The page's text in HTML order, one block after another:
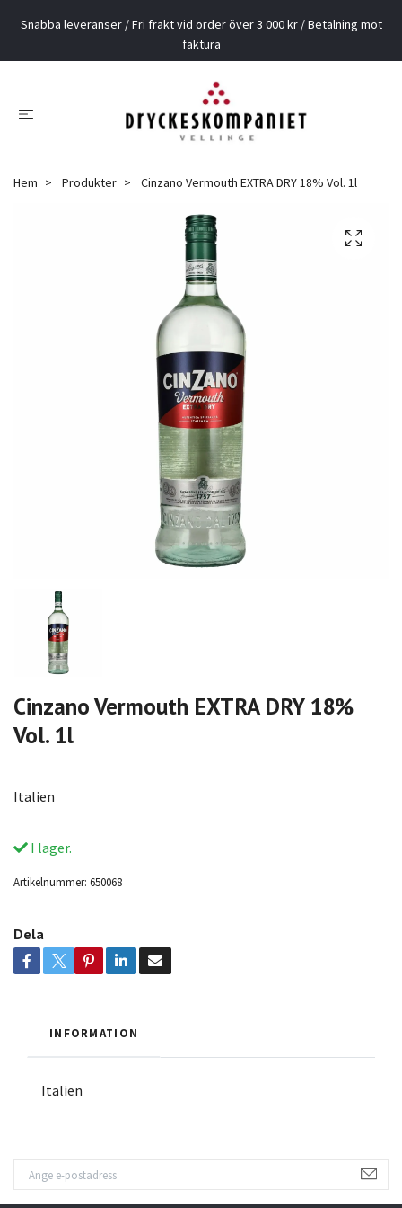
Snabba leveranser / Fri frakt vid order över 3 000 kr / Betalning mot
faktura
Hem Produkter Cinzano Vermouth EXTRA DRY 18% Vol. 1l
Cinzano Vermouth EXTRA DRY 18%
Vol. 1l
Italien
I lager.
Artikelnummer: 650068
Dela
INFORMATION
Italien